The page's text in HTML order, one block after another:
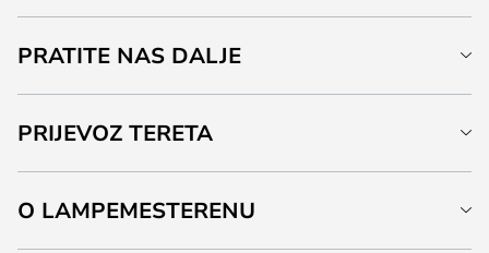
PRATITE NAS DALJE
PRIJEVOZ TERETA
O LAMPEMESTERENU